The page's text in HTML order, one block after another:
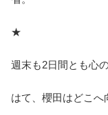
★
週末も2日間とも心の
はて、櫻田はどこへ